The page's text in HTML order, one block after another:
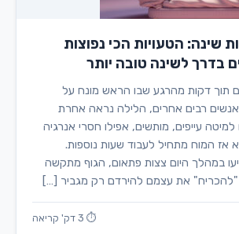
שינה: הטעויות הכי נפוצות
בדרך לשינה טובה יותר
תוך דקות מהרגע שבו הראש מונח על
רבים אחרים, הלילה נראה אחרת
עייפים, מותשים, אפילו חסרי אנרגיה
אז המוח מתחיל לעבוד שעות נוספות.
במהלך היום צצות פתאום, הגוף מתקשה
"להכריח" את עצמם להירדם רק מגביר […]
⏱ 3 דק' קריאה